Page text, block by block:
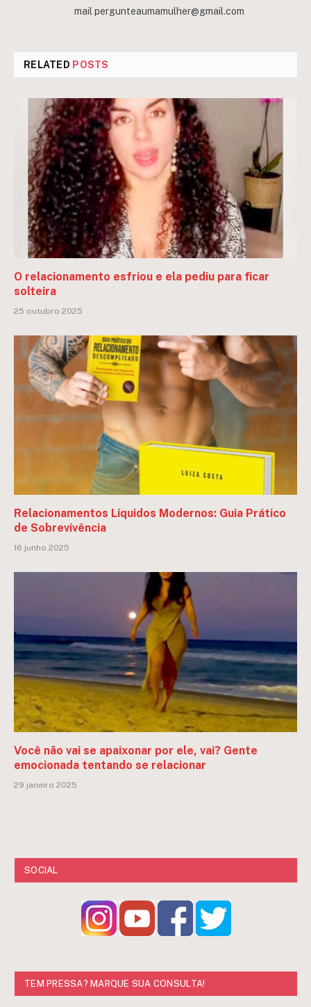
mail pergunteaumamulher@gmail.com
RELATED POSTS
O relacionamento esfriou e ela pediu para ficar
solteira
25 outubro 2025
Relacionamentos Líquidos Modernos: Guia Prático
de Sobrevivência
16 junho 2025
Você não vai se apaixonar por ele, vai? Gente
emocionada tentando se relacionar
29 janeiro 2025
SOCIAL
TEM PRESSA? MARQUE SUA CONSULTA!